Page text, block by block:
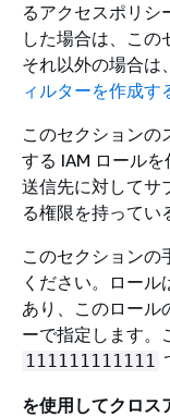
るアクセスポリシ
した場合は、この
それ以外の場合は
ィルターを作成す
このセクション
する IAM ロール
送信先に対してサ
る権限を持ってい
このセクションの
ください。ロー
あり、このロール
ーで指定します。
111111111111
を使用してクロス